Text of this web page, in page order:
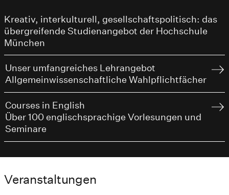
Kreativ, interkulturell, gesellschaftspolitisch: das
übergreifende Studienangebot der Hochschule
München
Unser umfangreiches Lehrangebot
Allgemeinwissenschaftliche Wahlpflichtfächer
Courses in English
Über 100 englischsprachige Vorlesungen und
Seminare
Veranstaltungen